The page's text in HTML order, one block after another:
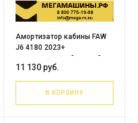
Амортизатор кабины FAW
J6 4180 2023+
пневматический задний
5001315B91W-C00/D /
ОРИГИНАЛ
11 130 руб.
В КОРЗИНУ